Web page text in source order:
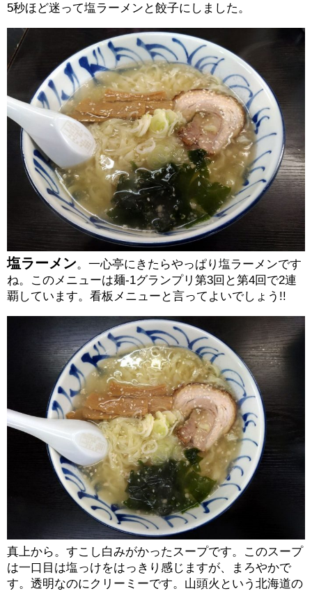
5秒ほど迷って塩ラーメンと餃子にしました。
塩ラーメン。一心亭にきたらやっぱり塩ラーメンです
ね。このメニューは麺-1グランプリ第3回と第4回で2連
覇しています。看板メニューと言ってよいでしょう!!
真上から。すこし白みがかったスープです。このスープ
は一口目は塩っけをはっきり感じますが、まろやかで
す。透明なのにクリーミーです。山頭火という北海道の